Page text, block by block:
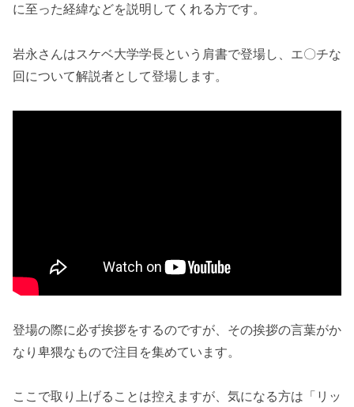
に至った経緯などを説明してくれる方です。
岩永さんはスケベ大学学長という肩書で登場し、エ〇チな
回について解説者として登場します。
登場の際に必ず挨拶をするのですが、その挨拶の言葉がか
なり卑猥なもので注目を集めています。
ここで取り上げることは控えますが、気になる方は「リッ